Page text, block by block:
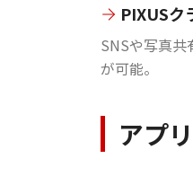
PIXUSク
SNSや写真
が可能。
アプ